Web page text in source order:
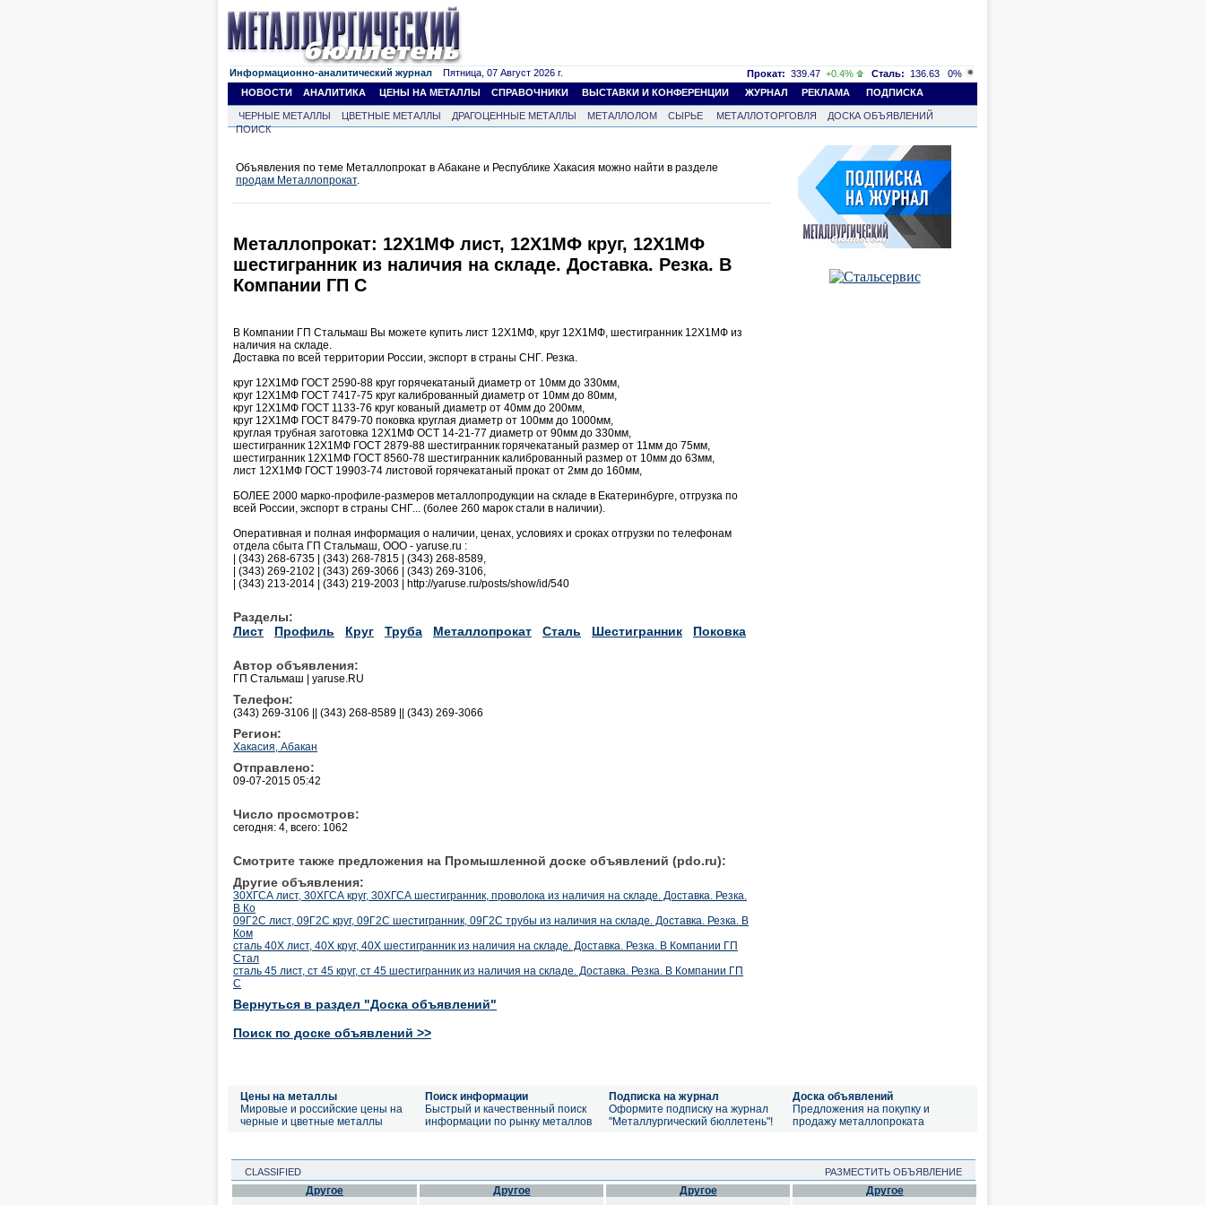
Информационно-аналитический журнал Пятница, 07 Август 2026 г. Прокат: 339.47 +0.4% Сталь: 136.63
0%
НОВОСТИ
АНАЛИТИКА ЦЕНЫ НА МЕТАЛЛЫ СПРАВОЧНИКИ ВЫСТАВКИ И КОНФЕРЕНЦИИ ЖУРНАЛ РЕКЛАМА ПОДПИСКА
ЧЕРНЫЕ МЕТАЛЛЫ ЦВЕТНЫЕ МЕТАЛЛЫ ДРАГОЦЕННЫЕ МЕТАЛЛЫ МЕТАЛЛОЛОМ СЫРЬЕ МЕТАЛЛОТОРГОВЛЯ
ДОСКА ОБЪЯВЛЕНИЙ
ПОИСК
Объявления по теме Металлопрокат в Абакане и Республике Хакасия можно найти в разделе
продам Металлопрокат.
Металлопрокат: 12Х1МФ лист, 12Х1МФ круг, 12Х1МФ
шестигранник из наличия на складе. Доставка. Резка. В
Компании ГП С
В Компании ГП Стальмаш Вы можете купить лист 12Х1МФ, круг 12Х1МФ, шестигранник 12Х1МФ из
наличия на складе.
Доставка по всей территории России, экспорт в страны СНГ. Резка.
круг 12Х1МФ ГОСТ 2590-88 круг горячекатаный диаметр от 10мм до 330мм,
круг 12Х1МФ ГОСТ 7417-75 круг калиброванный диаметр от 10мм до 80мм,
круг 12Х1МФ ГОСТ 1133-76 круг кованый диаметр от 40мм до 200мм,
круг 12Х1МФ ГОСТ 8479-70 поковка круглая диаметр от 100мм до 1000мм,
круглая трубная заготовка 12Х1МФ ОСТ 14-21-77 диаметр от 90мм до 330мм,
шестигранник 12Х1МФ ГОСТ 2879-88 шестигранник горячекатаный размер от 11мм до 75мм,
шестигранник 12Х1МФ ГОСТ 8560-78 шестигранник калиброванный размер от 10мм до 63мм,
лист 12Х1МФ ГОСТ 19903-74 листовой горячекатаный прокат от 2мм до 160мм,
БОЛЕЕ 2000 марко-профиле-размеров металлопродукции на складе в Екатеринбурге, отгрузка по
всей России, экспорт в страны СНГ... (более 260 марок стали в наличии).
Оперативная и полная информация о наличии, ценах, условиях и сроках отгрузки по телефонам
отдела сбыта ГП Стальмаш, ООО - yaruse.ru :
| (343) 268-6735 | (343) 268-7815 | (343) 268-8589,
| (343) 269-2102 | (343) 269-3066 | (343) 269-3106,
| (343) 213-2014 | (343) 219-2003 | http://yaruse.ru/posts/show/id/540
Разделы:
Лист
Профиль Круг Труба Металлопрокат Сталь Шестигранник Поковка
Автор объявления:
ГП Стальмаш | yaruse.RU
Телефон:
(343) 269-3106 || (343) 268-8589 || (343) 269-3066
Регион:
Хакасия, Абакан
Отправлено:
09-07-2015 05:42
Число просмотров:
сегодня: 4, всего: 1062
Смотрите также предложения на Промышленной доске объявлений (pdo.ru):
Другие объявления:
30ХГСА лист, 30ХГСА круг, 30ХГСА шестигранник, проволока из наличия на складе. Доставка. Резка.
В Ко
09Г2С лист, 09Г2С круг, 09Г2С шестигранник, 09Г2С трубы из наличия на складе. Доставка. Резка. В
Ком
сталь 40Х лист, 40Х круг, 40Х шестигранник из наличия на складе. Доставка. Резка. В Компании ГП
Стал
сталь 45 лист, ст 45 круг, ст 45 шестигранник из наличия на складе. Доставка. Резка. В Компании ГП
С
Вернуться в раздел "Доска объявлений"
Поиск по доске объявлений >>
Цены на металлы
Мировые и российские цены на
черные и цветные металлы
Поиск информации
Быстрый и качественный поиск
информации по рынку металлов
Подписка на журнал
Оформите подписку на журнал
"Металлургический бюллетень"!
Доска объявлений
Предложения на покупку и
продажу металлопроката
CLASSIFIED РАЗМЕСТИТЬ ОБЪЯВЛЕНИЕ
Другое Другое Другое Другое